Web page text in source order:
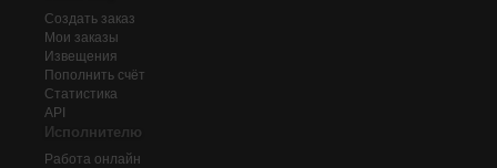
Создать заказ
Мои заказы
Извещения
Пополнить счёт
Статистика
API
Исполнителю
Работа онлайн